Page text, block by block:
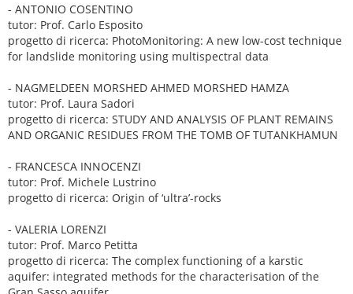
- ANTONIO COSENTINO
tutor: Prof. Carlo Esposito
progetto di ricerca: PhotoMonitoring: A new low-cost technique
for landslide monitoring using multispectral data
- NAGMELDEEN MORSHED AHMED MORSHED HAMZA
tutor: Prof. Laura Sadori
progetto di ricerca: STUDY AND ANALYSIS OF PLANT REMAINS
AND ORGANIC RESIDUES FROM THE TOMB OF TUTANKHAMUN
- FRANCESCA INNOCENZI
tutor: Prof. Michele Lustrino
progetto di ricerca: Origin of ‘ultra’-rocks
- VALERIA LORENZI
tutor: Prof. Marco Petitta
progetto di ricerca: The complex functioning of a karstic
aquifer: integrated methods for the characterisation of the